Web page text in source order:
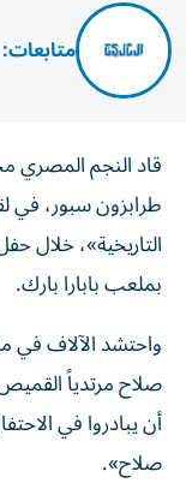
قاد النجم
طرابزون سبور، في
التاريخية»، خلال
بملعب بابارا بارك.
واحتشد الآلاف في
أن يبادروا في
صلاح».